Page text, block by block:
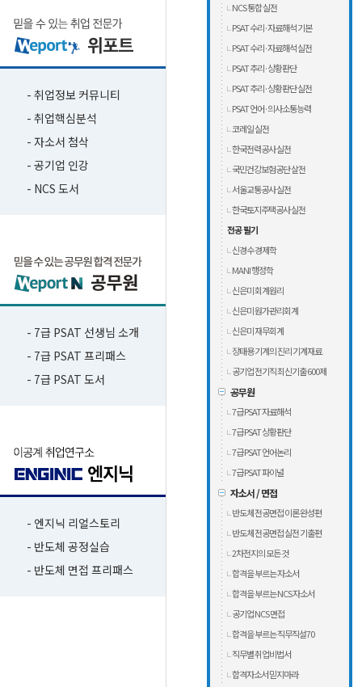
- 취업정보 커뮤니티
- 취업핵심분석
- 자소서 첨삭
- 공기업 인강
- NCS 도서
- 7급 PSAT 선생님 소개
- 7급 PSAT 프리패스
- 7급 PSAT 도서
- 엔지닉 리얼스토리
- 반도체 공정실습
- 반도체 면접 프리패스
NCS 통합 실전
PSAT 수리·자료해석 기본
PSAT 수리·자료해석 실전
PSAT 추리·상황판단
PSAT 추리·상황판단 실전
PSAT 언어·의사소통능력
코레일 실전
한국전력공사 실전
국민건강보험공단 살전
서울교통공사 실전
한국토지주택공사 실전
전공 필기
신경수 경제학
MANI 행정학
신은미 회계원리
신은미 원가관리회계
신은미 재무회계
장태용 기계의 진리 기계재료
공기업 전기직 최신기출 600제
공무원
7급 PSAT 자료해석
7급 PSAT 상황판단
7급 PSAT 언어논리
7급 PSAT 파이널
자소서 / 면접
반도체 전공면접 이론 완성편
반도체 전공면접 실전 기출편
2차전지의 모든 것
합격을 부르는 자소서
합격을 부르는 NCS 자소서
공기업 NCS 면접
합격을 부르는 직무직설70
직무별 취업비법서
합격자소서 믿지마라